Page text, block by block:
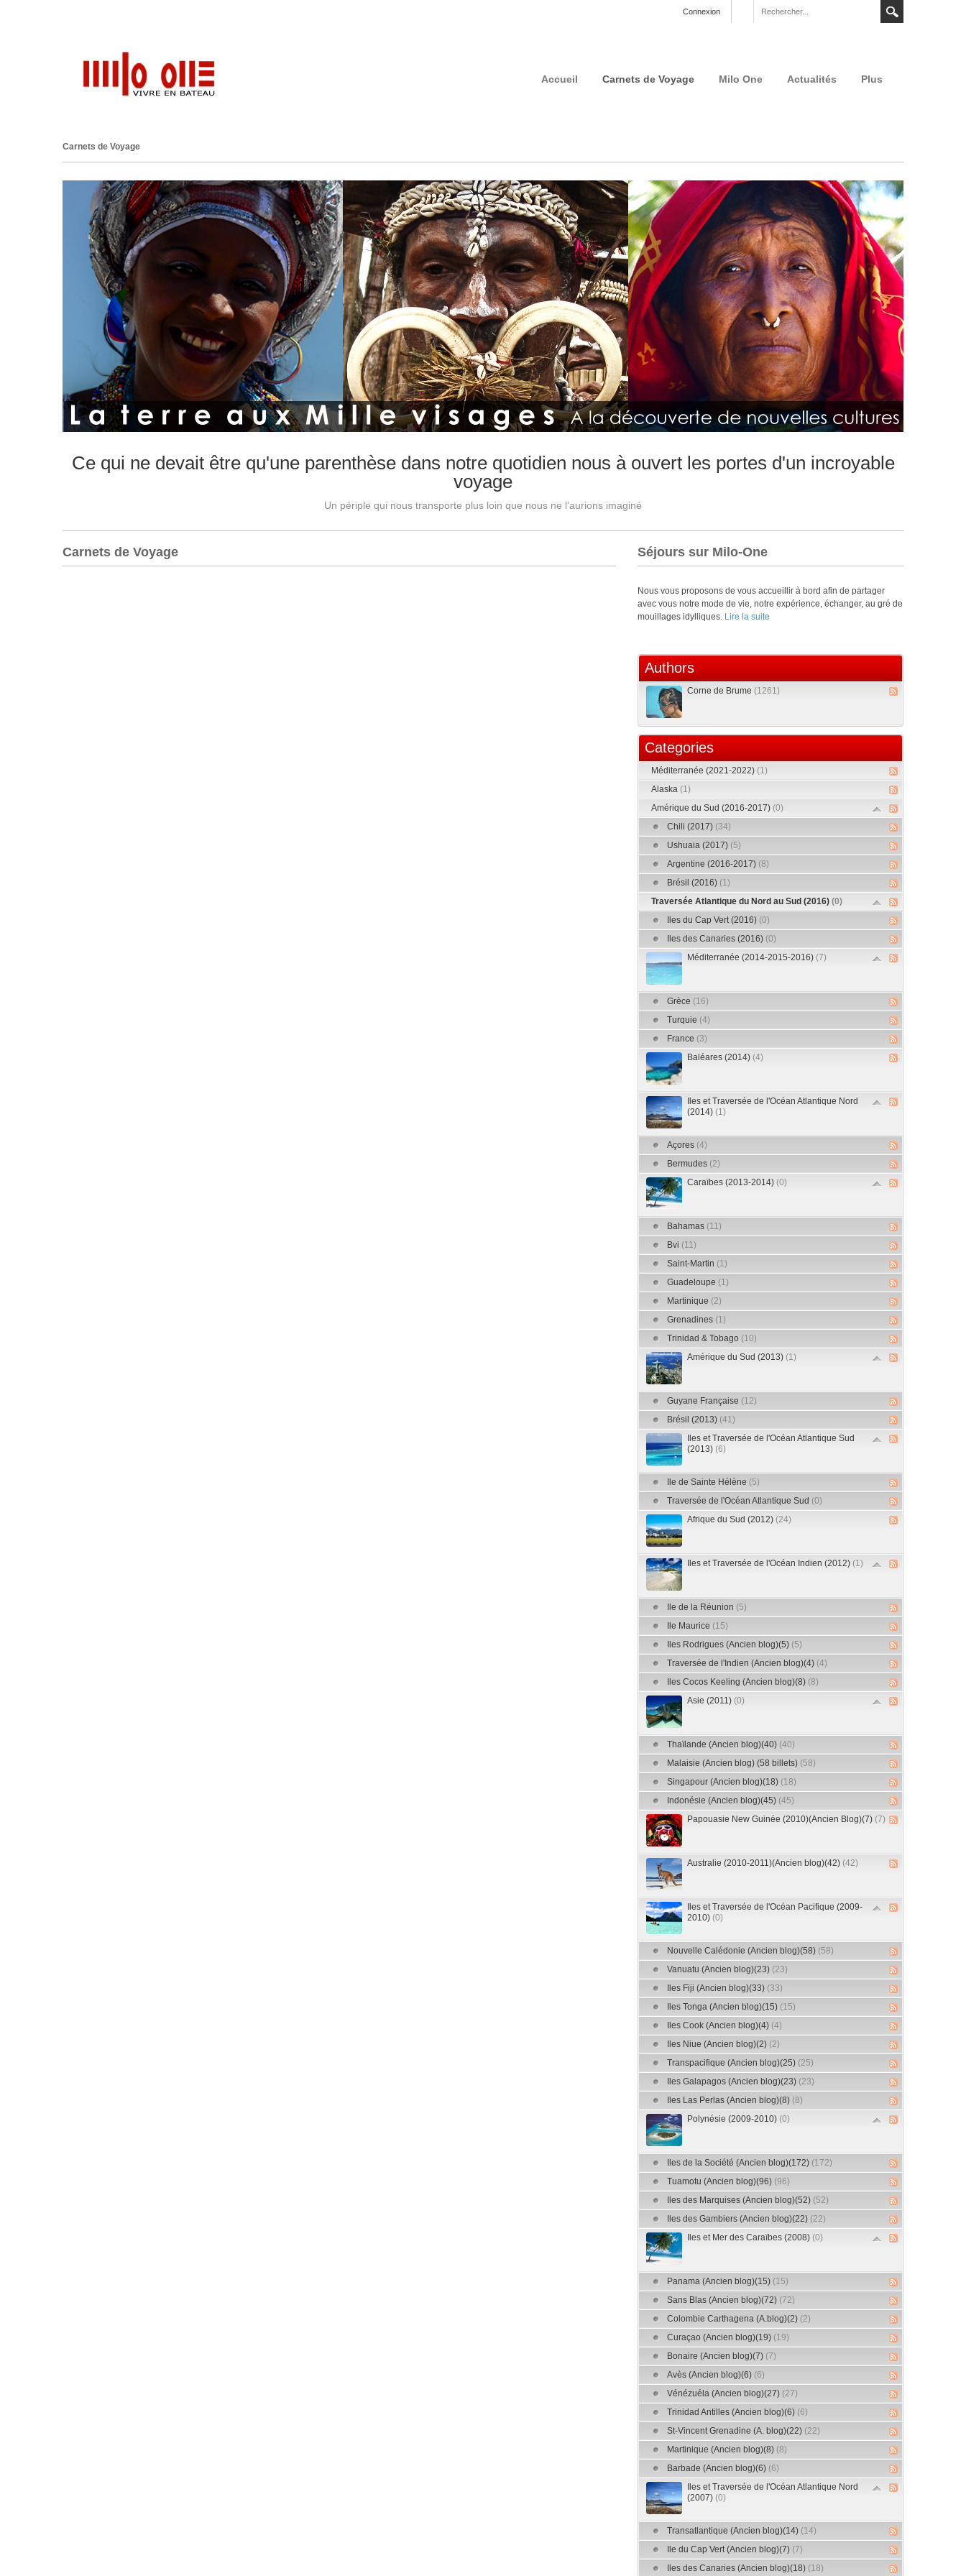
Connexion
Accueil Carnets de Voyage Milo One Actualités Plus
Carnets de Voyage
Ce qui ne devait être qu'une parenthèse dans notre quotidien nous à ouvert les portes d'un incroyable
voyage
Un périple qui nous transporte plus loin que nous ne l'aurions imaginé
Carnets de Voyage Séjours sur Milo-One
Nous vous proposons de vous accueillir à bord afin de partager
avec vous notre mode de vie, notre expérience, échanger, au gré de
mouillages idylliques. Lire la suite
Authors
Corne de Brume (1261)
Categories
Méditerranée (2021-2022) (1)
Alaska (1)
Amérique du Sud (2016-2017) (0)
Chili (2017) (34)
Ushuaia (2017) (5)
Argentine (2016-2017) (8)
Brésil (2016) (1)
Traversée Atlantique du Nord au Sud (2016) (0)
Iles du Cap Vert (2016) (0)
Iles des Canaries (2016) (0)
Méditerranée (2014-2015-2016) (7)
Grèce (16)
Turquie (4)
France (3)
Baléares (2014) (4)
Iles et Traversée de l'Océan Atlantique Nord
(2014) (1)
Açores (4)
Bermudes (2)
Caraïbes (2013-2014) (0)
Bahamas (11)
Bvi (11)
Saint-Martin (1)
Guadeloupe (1)
Martinique (2)
Grenadines (1)
Trinidad & Tobago (10)
Amérique du Sud (2013) (1)
Guyane Française (12)
Brésil (2013) (41)
Iles et Traversée de l'Océan Atlantique Sud
(2013) (6)
Ile de Sainte Hélène (5)
Traversée de l'Océan Atlantique Sud (0)
Afrique du Sud (2012) (24)
Iles et Traversée de l'Océan Indien (2012) (1)
Ile de la Réunion (5)
Ile Maurice (15)
Iles Rodrigues (Ancien blog)(5) (5)
Traversée de l'Indien (Ancien blog)(4) (4)
Iles Cocos Keeling (Ancien blog)(8) (8)
Asie (2011) (0)
Thaïlande (Ancien blog)(40) (40)
Malaisie (Ancien blog) (58 billets) (58)
Singapour (Ancien blog)(18) (18)
Indonésie (Ancien blog)(45) (45)
Papouasie New Guinée (2010)(Ancien Blog)(7) (7)
Australie (2010-2011)(Ancien blog)(42) (42)
Iles et Traversée de l'Océan Pacifique (2009-
2010) (0)
Nouvelle Calédonie (Ancien blog)(58) (58)
Vanuatu (Ancien blog)(23) (23)
Iles Fiji (Ancien blog)(33) (33)
Iles Tonga (Ancien blog)(15) (15)
Iles Cook (Ancien blog)(4) (4)
Iles Niue (Ancien blog)(2) (2)
Transpacifique (Ancien blog)(25) (25)
Iles Galapagos (Ancien blog)(23) (23)
Iles Las Perlas (Ancien blog)(8) (8)
Polynésie (2009-2010) (0)
Iles de la Société (Ancien blog)(172) (172)
Tuamotu (Ancien blog)(96) (96)
Iles des Marquises (Ancien blog)(52) (52)
Iles des Gambiers (Ancien blog)(22) (22)
Iles et Mer des Caraïbes (2008) (0)
Panama (Ancien blog)(15) (15)
Sans Blas (Ancien blog)(72) (72)
Colombie Carthagena (A.blog)(2) (2)
Curaçao (Ancien blog)(19) (19)
Bonaire (Ancien blog)(7) (7)
Avès (Ancien blog)(6) (6)
Vénézuéla (Ancien blog)(27) (27)
Trinidad Antilles (Ancien blog)(6) (6)
St-Vincent Grenadine (A. blog)(22) (22)
Martinique (Ancien blog)(8) (8)
Barbade (Ancien blog)(6) (6)
Iles et Traversée de l'Océan Atlantique Nord
(2007) (0)
Transatlantique (Ancien blog)(14) (14)
Ile du Cap Vert (Ancien blog)(7) (7)
Iles des Canaries (Ancien blog)(18) (18)